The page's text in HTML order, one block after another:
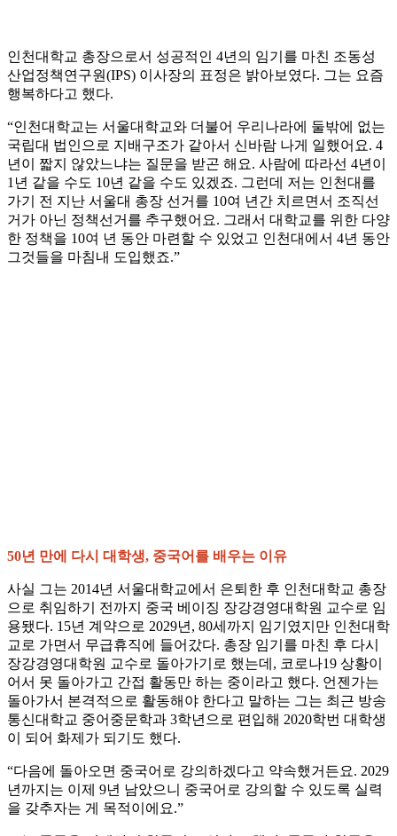
인천대학교 총장으로서 성공적인 4년의 임기를 마친 조동성
산업정책연구원(IPS) 이사장의 표정은 밝아보였다. 그는 요즘
행복하다고 했다.
“인천대학교는 서울대학교와 더불어 우리나라에 둘밖에 없는
국립대 법인으로 지배구조가 같아서 신바람 나게 일했어요. 4
년이 짧지 않았느냐는 질문을 받곤 해요. 사람에 따라선 4년이
1년 같을 수도 10년 같을 수도 있겠죠. 그런데 저는 인천대를
가기 전 지난 서울대 총장 선거를 10여 년간 치르면서 조직선
거가 아닌 정책선거를 추구했어요. 그래서 대학교를 위한 다양
한 정책을 10여 년 동안 마련할 수 있었고 인천대에서 4년 동안
그것들을 마침내 도입했죠.”
50년 만에 다시 대학생, 중국어를 배우는 이유
사실 그는 2014년 서울대학교에서 은퇴한 후 인천대학교 총장
으로 취임하기 전까지 중국 베이징 장강경영대학원 교수로 임
용됐다. 15년 계약으로 2029년, 80세까지 임기였지만 인천대학
교로 가면서 무급휴직에 들어갔다. 총장 임기를 마친 후 다시
장강경영대학원 교수로 돌아가기로 했는데, 코로나19 상황이
어서 못 돌아가고 간접 활동만 하는 중이라고 했다. 언젠가는
돌아가서 본격적으로 활동해야 한다고 말하는 그는 최근 방송
통신대학교 중어중문학과 3학년으로 편입해 2020학번 대학생
이 되어 화제가 되기도 했다.
“다음에 돌아오면 중국어로 강의하겠다고 약속했거든요. 2029
년까지는 이제 9년 남았으니 중국어로 강의할 수 있도록 실력
을 갖추자는 게 목적이에요.”